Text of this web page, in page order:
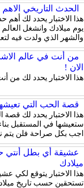
الحدث التاريخي
هذا الاختبار يحدد لك
يوم ميلادك وانشغل
والشهر الذي ولدت فيه
من أنت في عالم
الان !
هذا الاختبار يحدد لك من
قصة الحب التي
هذا الاختبار يحدد لك قصة
ستعيشها في المستقبل
اجب بكل صراحة فلن يتم
عشيقة أي بطل أنتي
ميلادك
هذا الاختبار يتوقع لكي
تستحقين حسب تاريخ